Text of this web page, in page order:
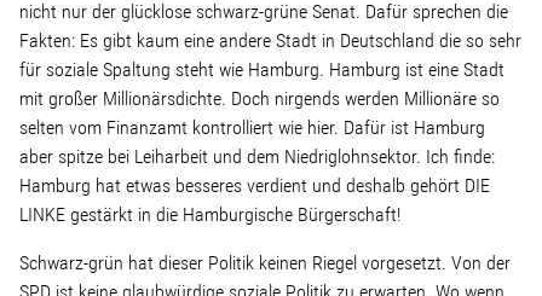
Wahlkreis
Pressemitteilungen
Presse
nicht nur der glücklose schwarz-grüne Senat. Dafür sprechen die
Fakten: Es gibt kaum eine andere Stadt in Deutschland die so sehr
für soziale Spaltung steht wie Hamburg. Hamburg ist eine Stadt
mit großer Millionärsdichte. Doch nirgends werden Millionäre so
selten vom Finanzamt kontrolliert wie hier. Dafür ist Hamburg
aber spitze bei Leiharbeit und dem Niedriglohnsektor. Ich finde:
Hamburg hat etwas besseres verdient und deshalb gehört DIE
LINKE gestärkt in die Hamburgische Bürgerschaft!
Schwarz-grün hat dieser Politik keinen Riegel vorgesetzt. Von der